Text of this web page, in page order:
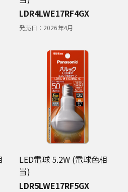
LDR4LWE17RF4GX
発売日： 2026年4月
LED電球 5.2W (電球色相
当)
LDR5LWE17RF5GX